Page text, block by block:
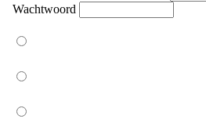
Wachtwoord